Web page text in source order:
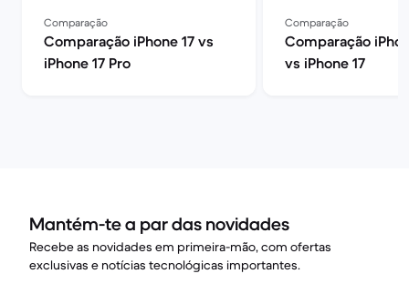
Comparação
Comparação iPhone 17 vs
iPhone 17 Pro
Comparação
Comparação
vs iPhone 17
Mantém-te a par das novidades
Recebe as novidades em primeira-mão, com ofertas
exclusivas e notícias tecnológicas importantes.